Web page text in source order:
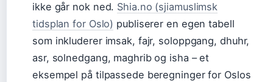
ikke går nok ned. Shia.no (sjiamuslimsk
tidsplan for Oslo) publiserer en egen tabell
som inkluderer imsak, fajr, soloppgang, dhuhr,
asr, solnedgang, maghrib og isha – et
eksempel på tilpassede beregninger for Oslos